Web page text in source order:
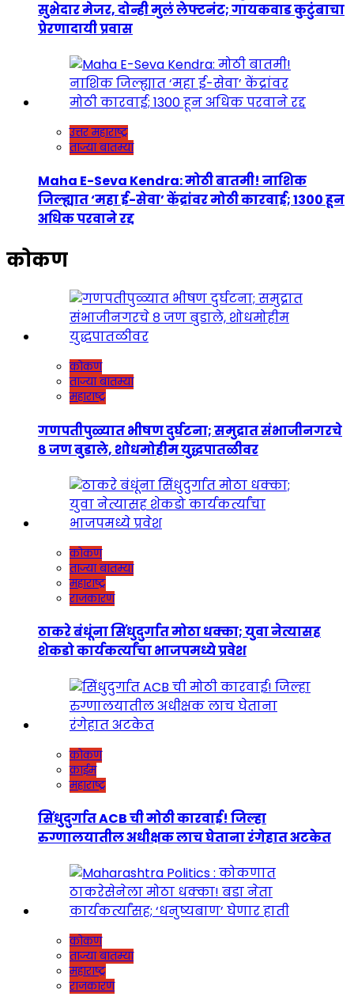
सुभेदार मेजर, दोन्ही मुलं लेफ्टनंट; गायकवाड कुटुंबाचा
प्रेरणादायी प्रवास
उत्तर महाराष्ट्र
ताज्या बातम्या
Maha E-Seva Kendra: मोठी बातमी! नाशिक
जिल्ह्यात ‘महा ई-सेवा’ केंद्रांवर मोठी कारवाई; 1300 हून
अधिक परवाने रद्द
कोकण
कोकण
ताज्या बातम्या
महाराष्ट्र
गणपतीपुळ्यात भीषण दुर्घटना; समुद्रात संभाजीनगरचे
८ जण बुडाले, शोधमोहीम युद्धपातळीवर
कोकण
ताज्या बातम्या
महाराष्ट्र
राजकारण
ठाकरे बंधूंना सिंधुदुर्गात मोठा धक्का; युवा नेत्यासह
शेकडो कार्यकर्त्यांचा भाजपमध्ये प्रवेश
कोकण
क्राईम
महाराष्ट्र
सिंधुदुर्गात ACB ची मोठी कारवाई! जिल्हा
रुग्णालयातील अधीक्षक लाच घेताना रंगेहात अटकेत
कोकण
ताज्या बातम्या
महाराष्ट्र
राजकारण